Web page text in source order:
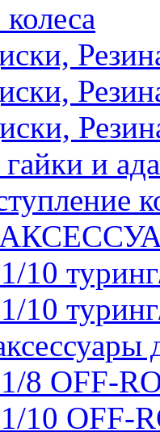
и
10
10
8 OFF-
10 OFF-